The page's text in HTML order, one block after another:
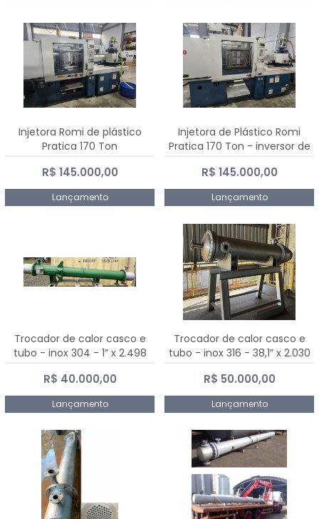
Injetora Romi de plástico
Pratica 170 Ton
R$ 145.000,00
Lançamento
Injetora de Plástico Romi
Pratica 170 Ton - inversor de
frequência NR 12
R$ 145.000,00
Lançamento
Trocador de calor casco e
tubo - inox 304 - 1” x 2.498
mm
R$ 40.000,00
Lançamento
Trocador de calor casco e
tubo - inox 316 - 38,1” x 2.030
mm
R$ 50.000,00
Lançamento